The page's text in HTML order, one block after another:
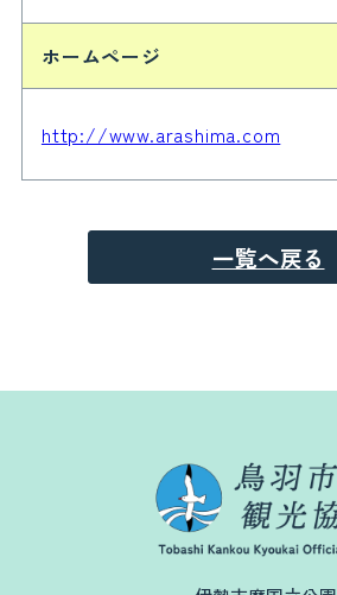
ホームページ
http://www.arashima.com
一覧へ戻る